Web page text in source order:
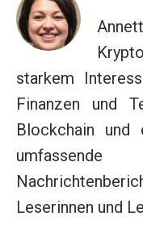
starkem
Finanzen und
Blockchain
Leserinnen und